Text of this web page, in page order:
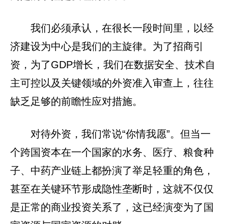
我们必须承认，在很长一段时间里，以经
济建设为中心是我们的主旋律。为了招商引
资，为了GDP增长，我们在数据安全、技术自
主可控以及关键领域的外资准入审查上，往往
缺乏足够的前瞻性应对措施。
对待外资，我们常说“你情我愿”。但当一
个跨国资本在一个国家的水务、医疗、粮食种
子、中药产业链上都扮演了举足轻重的角色，
甚至在关键环节形成隐性垄断时，这就不仅仅
是正常的商业投资关系了，这已经演变为了国